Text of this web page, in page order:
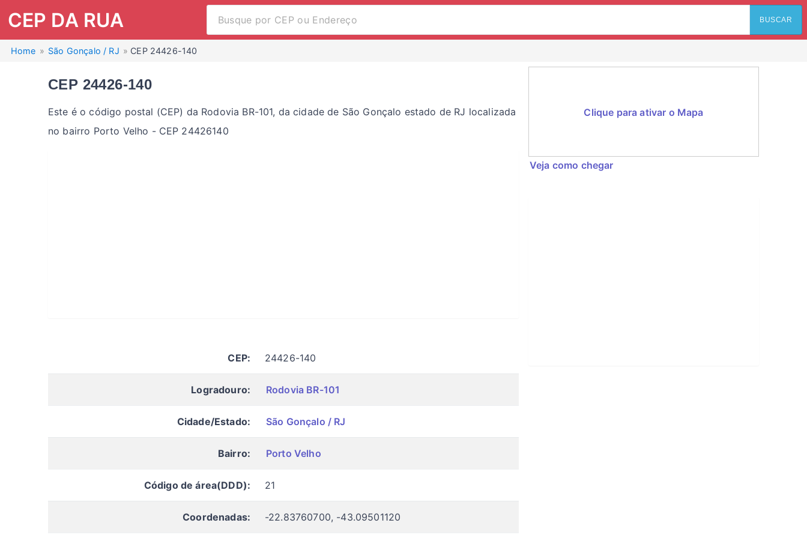
CEP DA RUA BUSCAR
Home São Gonçalo / RJ CEP 24426-140
CEP 24426-140
Este é o código postal (CEP) da Rodovia BR-101, da cidade de São Gonçalo estado de RJ localizada
no bairro Porto Velho - CEP 24426140
CEP: 24426-140
Logradouro: Rodovia BR-101
Cidade/Estado: São Gonçalo / RJ
Bairro: Porto Velho
Código de área(DDD): 21
Coordenadas: -22.83760700, -43.09501120
Clique para ativar o Mapa
Veja como chegar